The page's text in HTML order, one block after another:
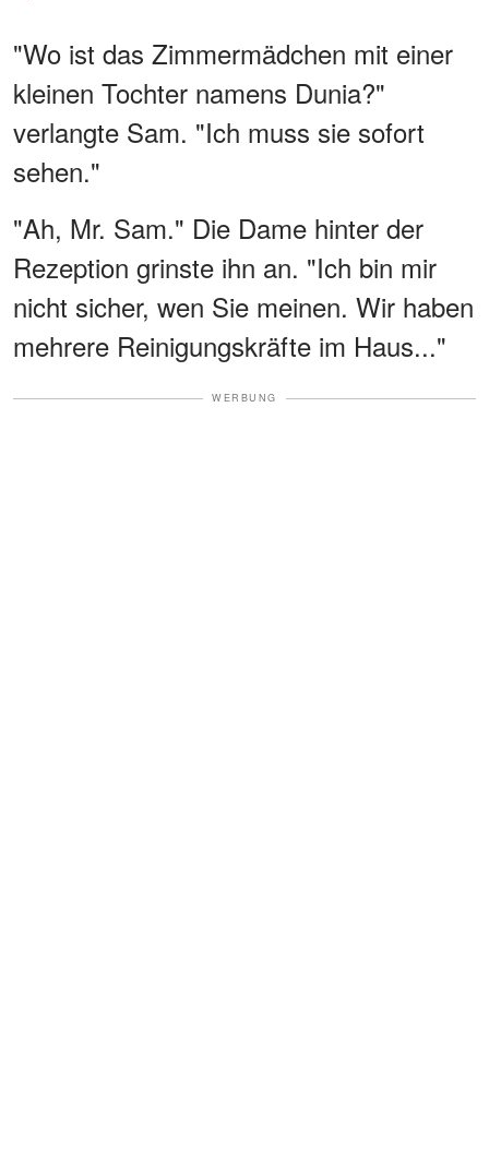
"Wo ist das Zimmermädchen mit einer
kleinen Tochter namens Dunia?"
verlangte Sam. "Ich muss sie sofort
sehen."
"Ah, Mr. Sam." Die Dame hinter der
Rezeption grinste ihn an. "Ich bin mir
nicht sicher, wen Sie meinen. Wir haben
mehrere Reinigungskräfte im Haus..."
WERBUNG